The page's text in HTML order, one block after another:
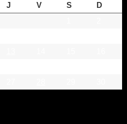
J V S
D